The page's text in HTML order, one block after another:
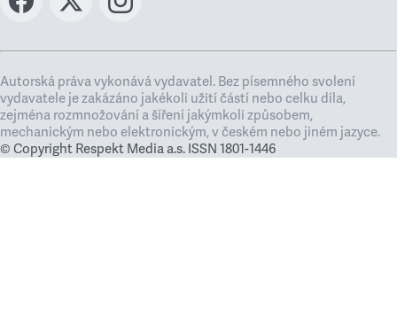
Autorská práva vykonává vydavatel. Bez písemného svolení
vydavatele je zakázáno jakékoli užití částí nebo celku díla,
zejména rozmnožování a šíření jakýmkoli způsobem,
mechanickým nebo elektronickým, v českém nebo jiném jazyce.
© Copyright Respekt Media a.s. ISSN 1801-1446